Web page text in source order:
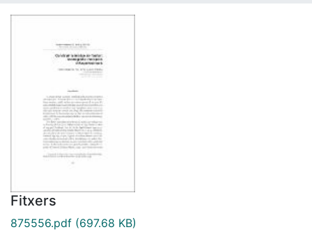
Fitxers
875556.pdf (697.68 KB)